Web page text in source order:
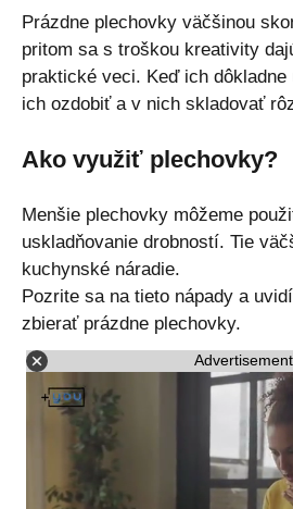
Prázdne plechovky väčšinou
pritom sa s troškou kreativity
praktické veci. Keď ich dôkladne
ich ozdobiť a v nich skladovať
Ako využiť plechovky?
Menšie plechovky môžeme
uskladňovanie drobností. Tie
kuchynské náradie.
Pozrite sa na tieto nápady a
zbierať prázdne plechovky.
Advertisement